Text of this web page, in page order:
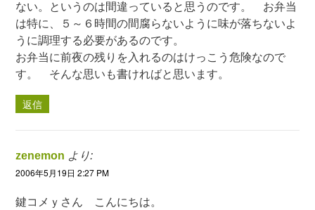
ない。というのは間違っていると思うのです。 お弁当
は特に、５～６時間の間腐らないように味が落ちないよ
うに調理する必要があるのです。
お弁当に前夜の残りを入れるのはけっこう危険なので
す。 そんな思いも書ければと思います。
返信
zenemon より:
2006年5月19日 2:27 PM
鍵コメｙさん こんにちは。